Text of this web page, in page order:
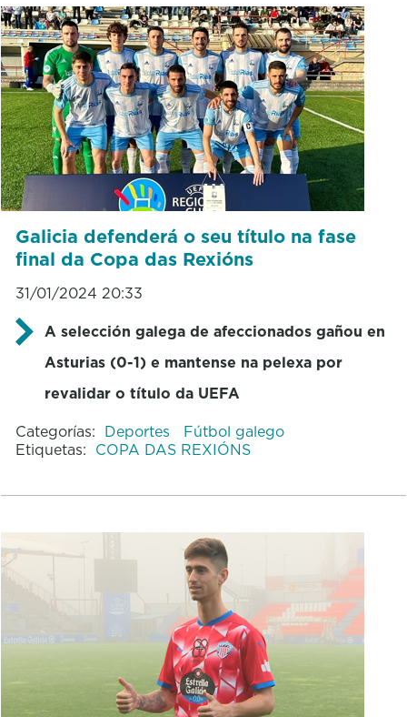
Galicia defenderá o seu título na fase
final da Copa das Rexións
31/01/2024 20:33
A selección galega de afeccionados gañou en
Asturias (0-1) e mantense na pelexa por
revalidar o título da UEFA
Categorías: Deportes
Fútbol galego
Etiquetas: COPA DAS REXIÓNS